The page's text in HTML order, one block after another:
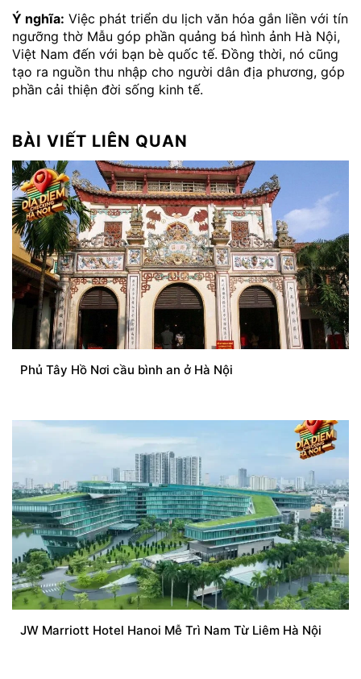
Ý nghĩa: Việc phát triển du lịch văn hóa gắn liền với tín
ngưỡng thờ Mẫu góp phần quảng bá hình ảnh Hà Nội,
Việt Nam đến với bạn bè quốc tế. Đồng thời, nó cũng
tạo ra nguồn thu nhập cho người dân địa phương, góp
phần cải thiện đời sống kinh tế.
BÀI VIẾT LIÊN QUAN
Phủ Tây Hồ Nơi cầu bình an ở Hà Nội
JW Marriott Hotel Hanoi Mễ Trì Nam Từ Liêm Hà Nội